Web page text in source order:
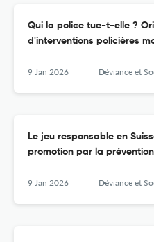
Qui la police tue-t-elle ?
d'interventions policières
9 Jan 2026 Déviance et
Le jeu responsable en
promotion par la
9 Jan 2026 Déviance et